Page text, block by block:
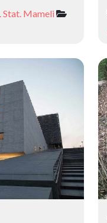
Stat. Mameli